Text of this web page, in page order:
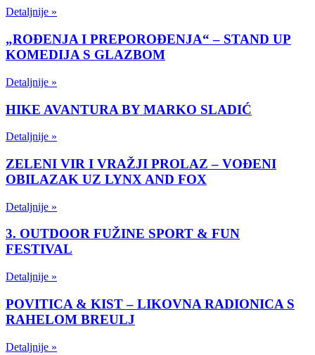
Detaljnije »
„ROĐENJA I PREPOROĐENJA“ – STAND UP
KOMEDIJA S GLAZBOM
Detaljnije »
HIKE AVANTURA BY MARKO SLADIĆ
Detaljnije »
ZELENI VIR I VRAŽJI PROLAZ – VOĐENI
OBILAZAK UZ LYNX AND FOX
Detaljnije »
3. OUTDOOR FUŽINE SPORT & FUN
FESTIVAL
Detaljnije »
POVITICA & KIST – LIKOVNA RADIONICA S
RAHELOM BREULJ
Detaljnije »